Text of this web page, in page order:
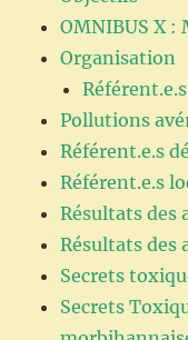
OMNIBUS X :
Organisation
Pollutions
Référent.e.s
Référent.e.s
Résultats des
Résultats des
Secrets
Secrets